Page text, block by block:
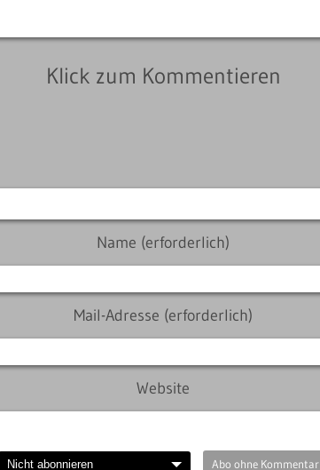
Abo ohne Kommentar